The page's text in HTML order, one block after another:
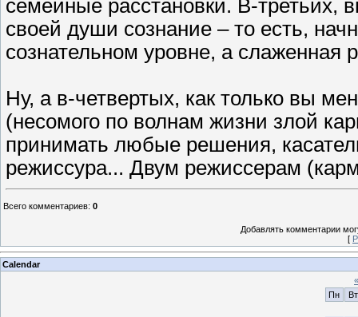
семейные расстановки. В-третьих,
своей души сознание – то есть,
сознательном уровне, а слаженная
Ну, а в-четвертых, как только вы
(несомого по волнам жизни злой
принимать любые решения,
режиссура... Двум режиссерам
Всего комментариев: 0
Добавлять комментарии
[
Calendar
«
Пн
Вт